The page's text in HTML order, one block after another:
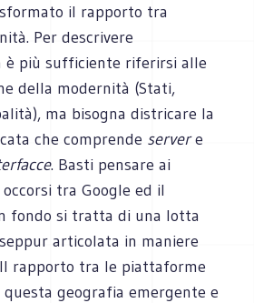
il rapporto tra
Per descrivere
è più sufficiente riferirsi alle
della modernità (Stati,
ma bisogna districare la
che comprende servere
. Basti pensare ai
tra Google ed il
fondo si tratta di una lotta
articolata in maniere
Il rapporto tra le piattaforme
questa geografia emergente e